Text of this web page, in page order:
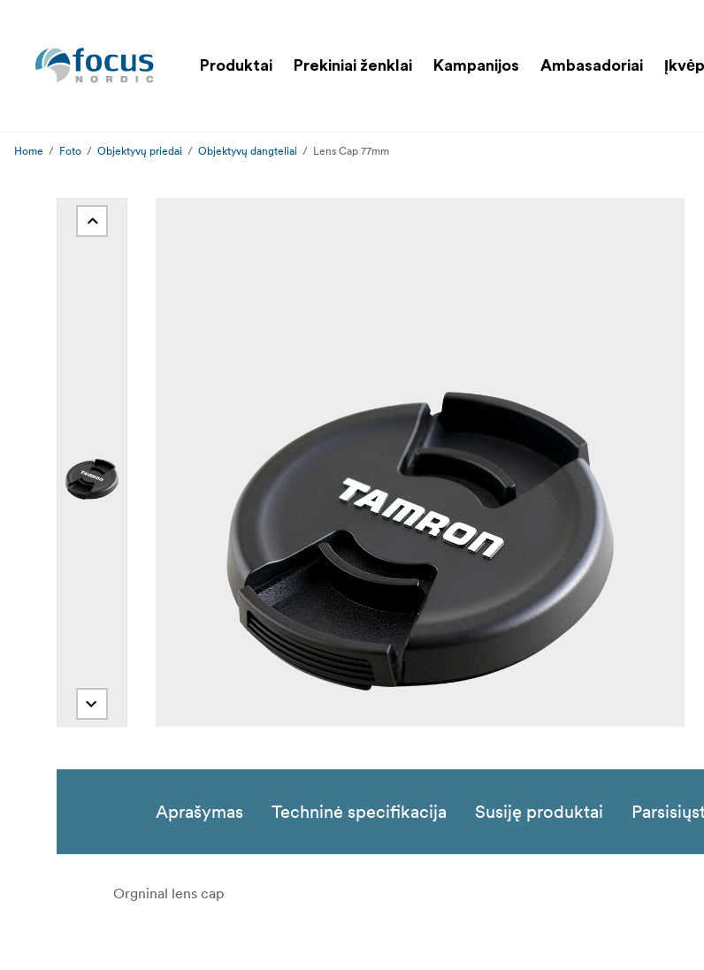
Produktai Prekiniai ženklai Kampanijos Ambasadoriai
Home Foto Objektyvų priedai Objektyvų dangteliai Lens Cap 77mm
Aprašymas Techninė specifikacija Susiję produktai
Orgninal lens cap